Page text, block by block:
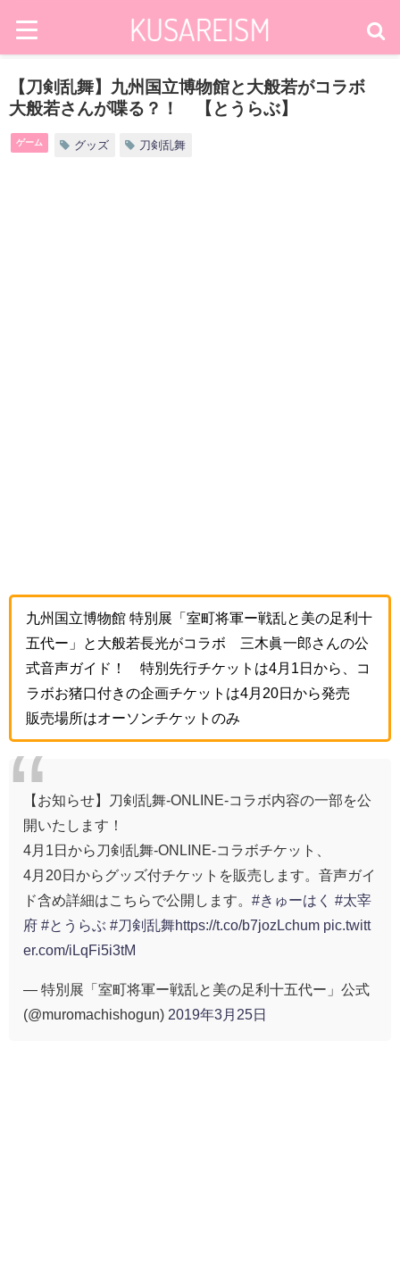
【刀剣乱舞】九州国立博物館と大般若がコラボ
大般若さんが喋る？！ 【とうらぶ】
ゲーム グッズ 刀剣乱舞
九州国立博物館 特別展「室町将軍ー戦乱と美の足利十
五代ー」と大般若長光がコラボ 三木眞一郎さんの公
式音声ガイド！ 特別先行チケットは4月1日から、コ
ラボお猪口付きの企画チケットは4月20日から発売
販売場所はオーソンチケットのみ
【お知らせ】刀剣乱舞-ONLINE-コラボ内容の一部を公
開いたします！
4月1日から刀剣乱舞-ONLINE-コラボチケット、
4月20日からグッズ付チケットを販売します。音声ガイ
ド含め詳細はこちらで公開します。 #きゅーはく
#太宰
府 #とうらぶ #刀剣乱舞https://t.co/b7jozLchum pic.twitt
er.com/iLqFi5i3tM
— 特別展「室町将軍ー戦乱と美の足利十五代ー」公式
(@muromachishogun) 2019年3月25日